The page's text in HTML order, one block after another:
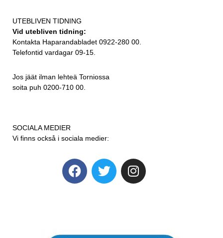
UTEBLIVEN TIDNING
Vid utebliven tidning:
Kontakta Haparandabladet 0922-280 00.
Telefontid vardagar 09-15.
Jos jäät ilman lehteä Torniossa
soita puh 0200-710 00.
SOCIALA MEDIER
Vi finns också i sociala medier: